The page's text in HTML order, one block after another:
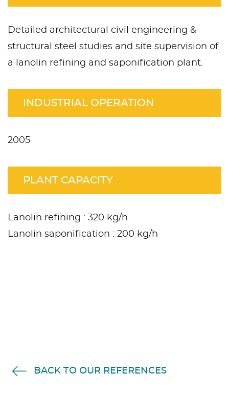
Detailed architectural civil engineering &
structural steel studies and site supervision of
a lanolin refining and saponification plant.
INDUSTRIAL OPERATION
2005
PLANT CAPACITY
Lanolin refining : 320 kg/h
Lanolin saponification : 200 kg/h
BACK TO OUR REFERENCES